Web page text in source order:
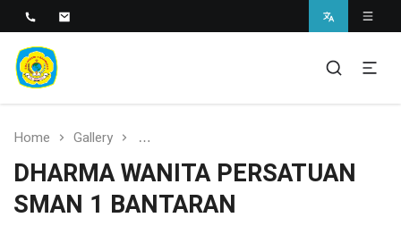
SMAN 1 Bantaran
SMAN 1 BANTARAN
Home Gallery DHARMA WANITA PERSATUAN SMAN 1
DHARMA WANITA PERSATUAN
SMAN 1 BANTARAN